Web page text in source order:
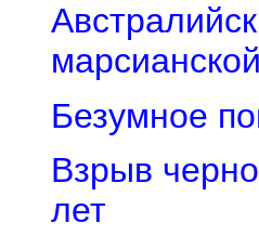
Безумное
Взрыв
лет